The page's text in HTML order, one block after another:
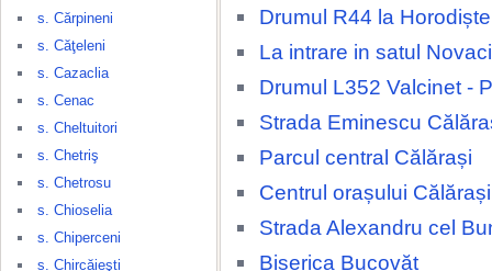
s. Cărpineni
s. Căţeleni
s. Cazaclia
s. Cenac
s. Cheltuitori
s. Chetriş
s. Chetrosu
s. Chioselia
s. Chiperceni
s. Chircăieşti
Drumul R44 la Horodiște
La intrare in satul Novaci
Drumul L352 Valcinet -
Strada Eminescu
Parcul central Călărași
Centrul orașului Călărași
Strada Alexandru cel
Biserica Bucovăț